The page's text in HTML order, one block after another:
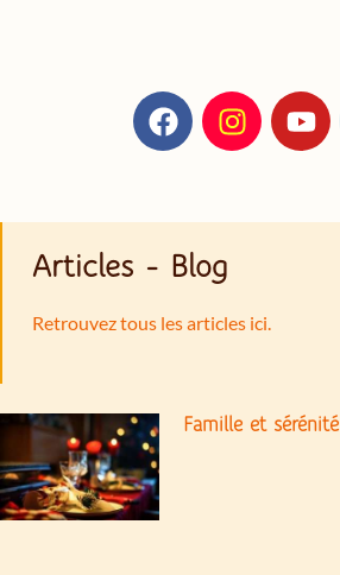
Articles - Blog
Retrouvez tous les articles ici.
Famille et sérénité